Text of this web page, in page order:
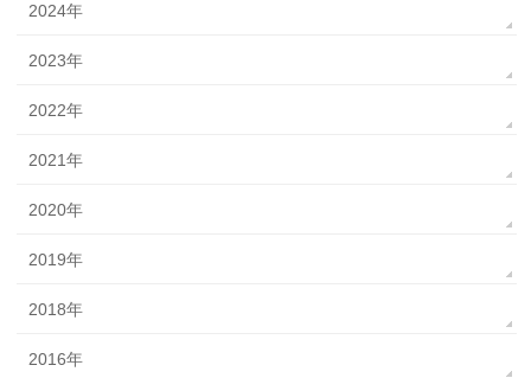
2024年
2023年
2022年
2021年
2020年
2019年
2018年
2016年